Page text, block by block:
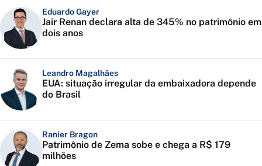
Eduardo Gayer
Jair Renan declara alta de 345% no patrimônio em
dois anos
Leandro Magalhães
EUA: situação irregular da embaixadora depende
do Brasil
Ranier Bragon
Patrimônio de Zema sobe e chega a R$ 179
milhões